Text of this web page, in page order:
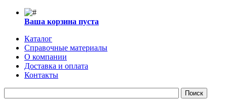
Ваша корзина пуста
Каталог
Справочные материалы
О компании
Доставка и оплата
Контакты